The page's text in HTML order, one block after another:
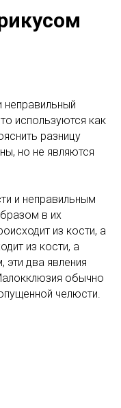
используются как
разницу
но не являются
и неправильным
в их
из кости, а
из кости, а
два явления
обычно
челюсти.